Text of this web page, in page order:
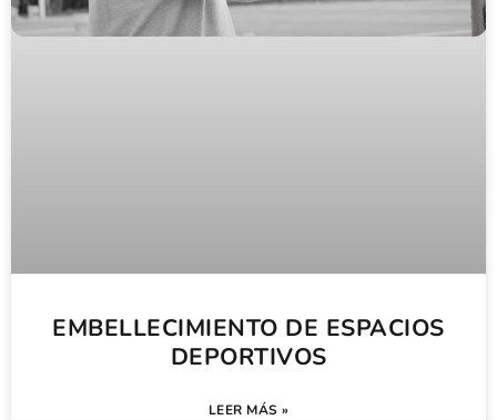
EMBELLECIMIENTO DE ESPACIOS
DEPORTIVOS
LEER MÁS »